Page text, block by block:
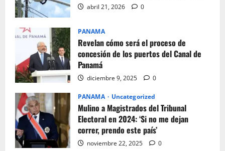
abril 21, 2026 0
PANAMA
Revelan cómo será el proceso de
concesión de los puertos del Canal de
Panamá
diciembre 9, 2025 0
PANAMA Uncategorized
Mulino a Magistrados del Tribunal
Electoral en 2024: ‘Si no me dejan
correr, prendo este país’
noviembre 22, 2025 0